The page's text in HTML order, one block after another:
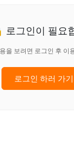
로그인이 필요
을 보려면 로그인 후 이
로그인 하러 가기